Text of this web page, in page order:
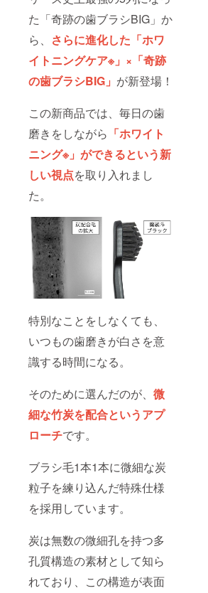
た「奇跡の歯ブラシBIG」か
ら、 さらに進化した「ホワ
イトニングケア※」×「奇跡
の歯ブラシBIG」 が新登場！
この新商品では、毎日の歯
磨きをしながら 「ホワイト
ニング※」ができるという新
しい視点を取り入れまし
た。
特別なことをしなくても、
いつもの歯磨きが白さを意
識する時間になる。
そのために選んだのが、 微
細な竹炭を配合というアプ
ローチです。
ブラシ毛1本1本に微細な炭
粒子を練り込んだ特殊仕様
を採用しています。
炭は無数の微細孔を持つ多
孔質構造の素材として知ら
れており、この構造が表面